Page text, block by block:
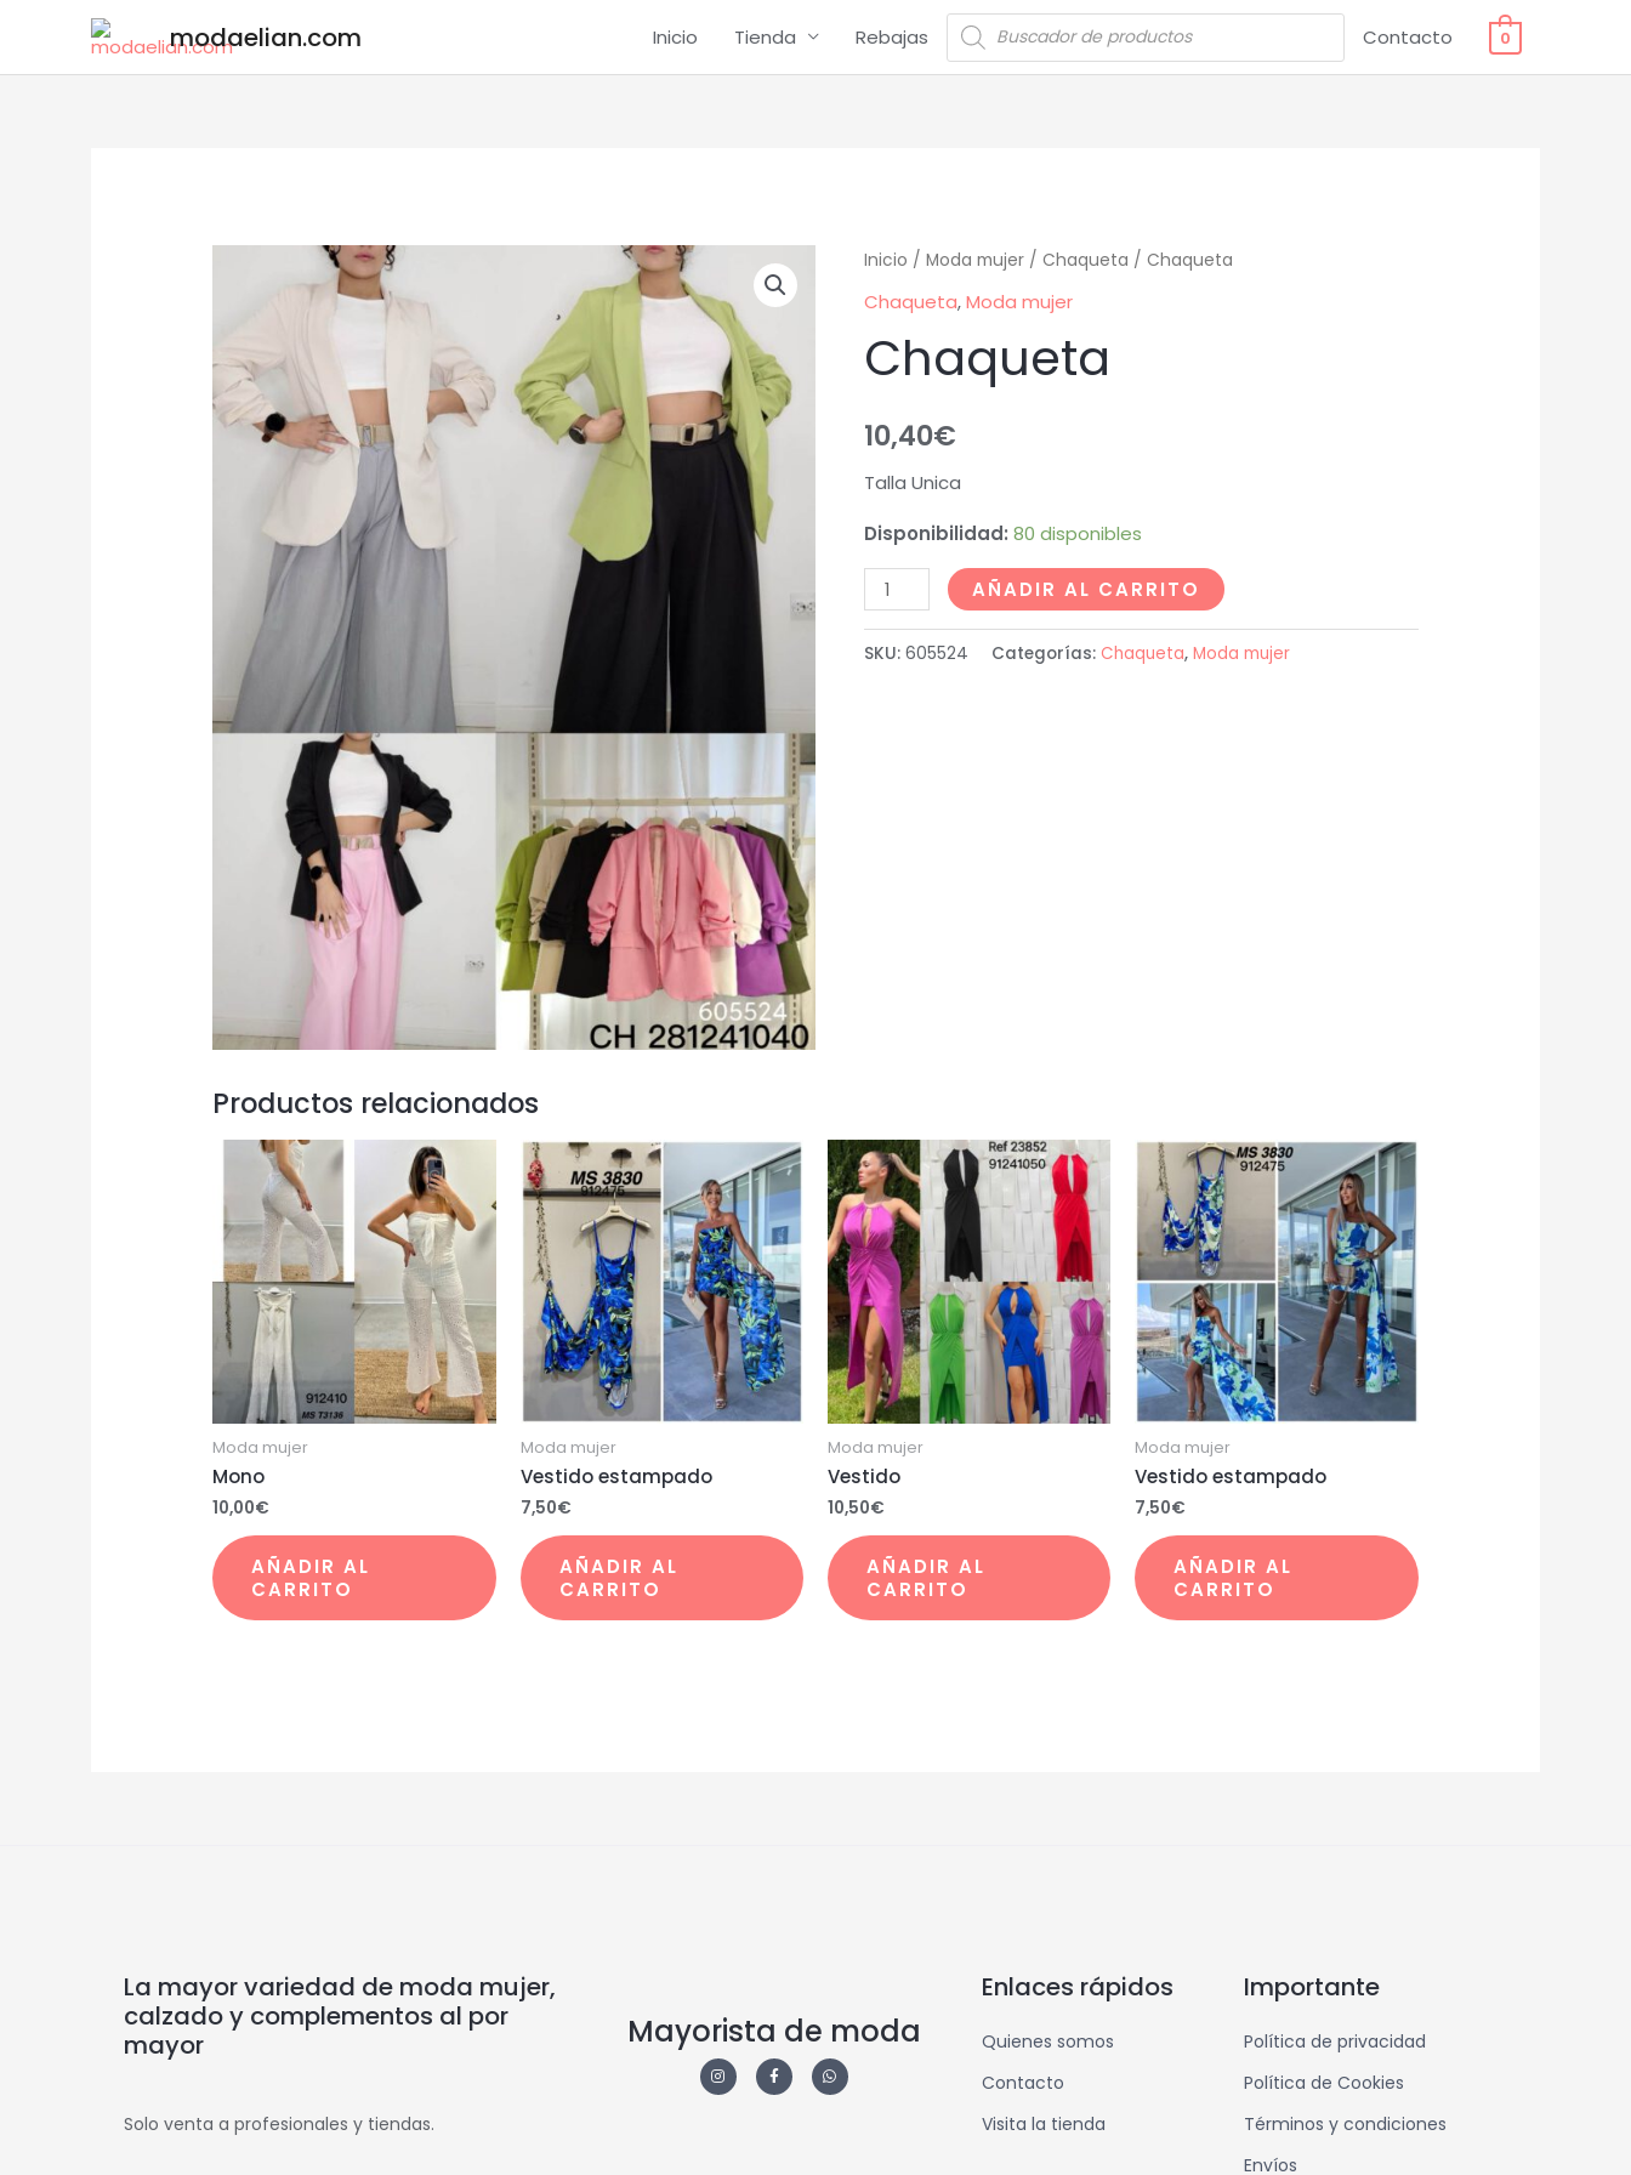
modaelian.com Inicio Tienda Rebajas Contacto 0
Inicio / Moda mujer/ Chaqueta / Chaqueta
Chaqueta,Moda mujer
Chaqueta
10,40€
Talla Unica
Disponibilidad: 80 disponibles
AÑADIR AL CARRITO
SKU: 605524 Categorías: Chaqueta, Moda mujer
Productos relacionados
Moda mujer
Mono
10,00€
AÑADIR AL
CARRITO
Moda mujer
Vestido estampado
7,50€
AÑADIR AL
CARRITO
Moda mujer
Vestido
10,50€
AÑADIR AL
CARRITO
Moda mujer
Vestido estampado
7,50€
AÑADIR AL
CARRITO
La mayor variedad de moda mujer,
calzado y complementos al por
mayor
Solo venta a profesionales y tiendas.
Mayorista de moda
Enlaces rápidos
Quienes somos
Contacto
Visita la tienda
Importante
Política de privacidad
Política de Cookies
Términos y condiciones
Envíos